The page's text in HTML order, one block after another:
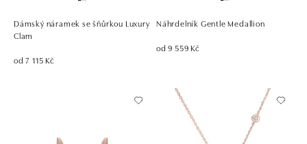
Dámský náramek se šňůrkou Luxury
Clam
od 7 115 Kč
Náhrdelník Gentle Medallion
od 9 559 Kč